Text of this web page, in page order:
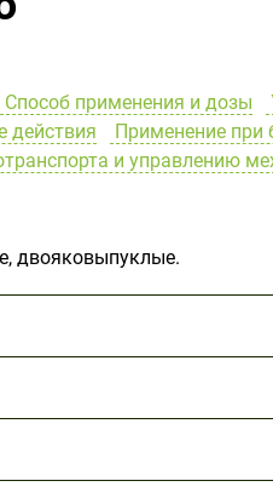
Способ применения и дозы
действия
Применение при
и управлению
двояковыпуклые.